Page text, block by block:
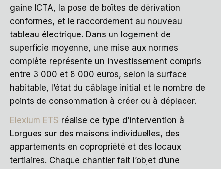
gaine ICTA, la pose de boîtes de dérivation
conformes, et le raccordement au nouveau
tableau électrique. Dans un logement de
superficie moyenne, une mise aux normes
complète représente un investissement compris
entre 3 000 et 8 000 euros, selon la surface
habitable, l’état du câblage initial et le nombre de
points de consommation à créer ou à déplacer.
Elexium ETS réalise ce type d’intervention à
Lorgues sur des maisons individuelles, des
appartements en copropriété et des locaux
tertiaires. Chaque chantier fait l’objet d’une